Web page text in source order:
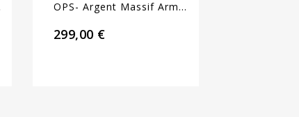
OPS- Argent Massif Armée
299,00 €